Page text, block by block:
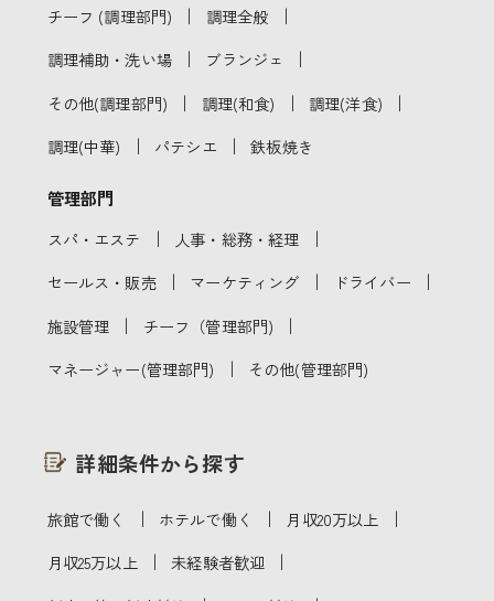
チーフ (調理部門) ｜ 調理全般 ｜
調理補助・洗い場 ｜ ブランジェ ｜
その他(調理部門) ｜ 調理(和食) ｜ 調理(洋食) ｜
調理(中華) ｜ パテシエ ｜ 鉄板焼き
管理部門
スパ・エステ ｜ 人事・総務・経理 ｜
セールス・販売 ｜ マーケティング ｜ ドライバー ｜
施設管理 ｜ チーフ（管理部門) ｜
マネージャー(管理部門) ｜ その他(管理部門)
詳細条件から探す
旅館で働く ｜ ホテルで働く ｜ 月収20万以上 ｜
月収25万以上 ｜ 未経験者歓迎 ｜